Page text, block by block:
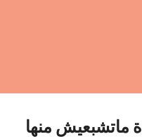
ماتشبعيش منها